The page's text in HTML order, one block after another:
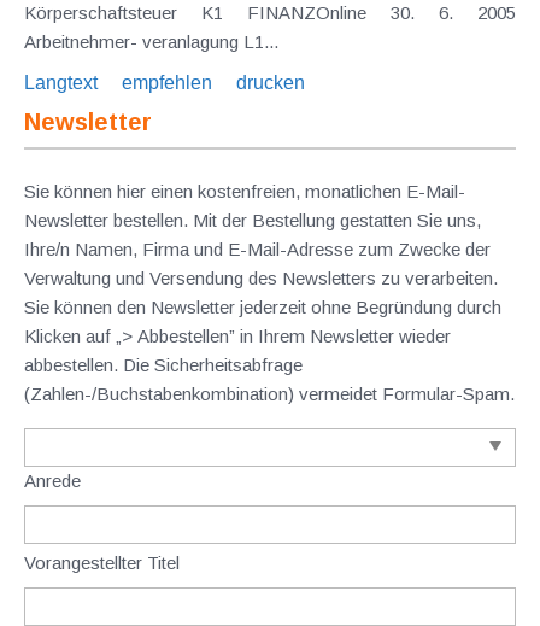
Körperschaftsteuer K1 FINANZOnline 30. 6. 2005
Arbeitnehmer- veranlagung L1...
Langtext
empfehlen drucken
Newsletter
Sie können hier einen kostenfreien, monatlichen E-Mail-
Newsletter bestellen. Mit der Bestellung gestatten Sie uns,
Ihre/n Namen, Firma und E-Mail-Adresse zum Zwecke der
Verwaltung und Versendung des Newsletters zu verarbeiten.
Sie können den Newsletter jederzeit ohne Begründung durch
Klicken auf „> Abbestellen” in Ihrem Newsletter wieder
abbestellen. Die Sicherheitsabfrage
(Zahlen-/Buchstabenkombination) vermeidet Formular-Spam.
Anrede
Vorangestellter Titel